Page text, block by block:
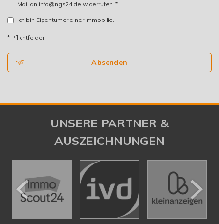
Mail an info@ngs24.de widerrufen. *
Ich bin Eigentümer einer Immobilie.
* Pflichtfelder
Absenden
UNSERE PARTNER &
AUSZEICHNUNGEN